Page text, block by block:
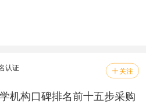
 关注
认证
机构口碑排名前十五步采购